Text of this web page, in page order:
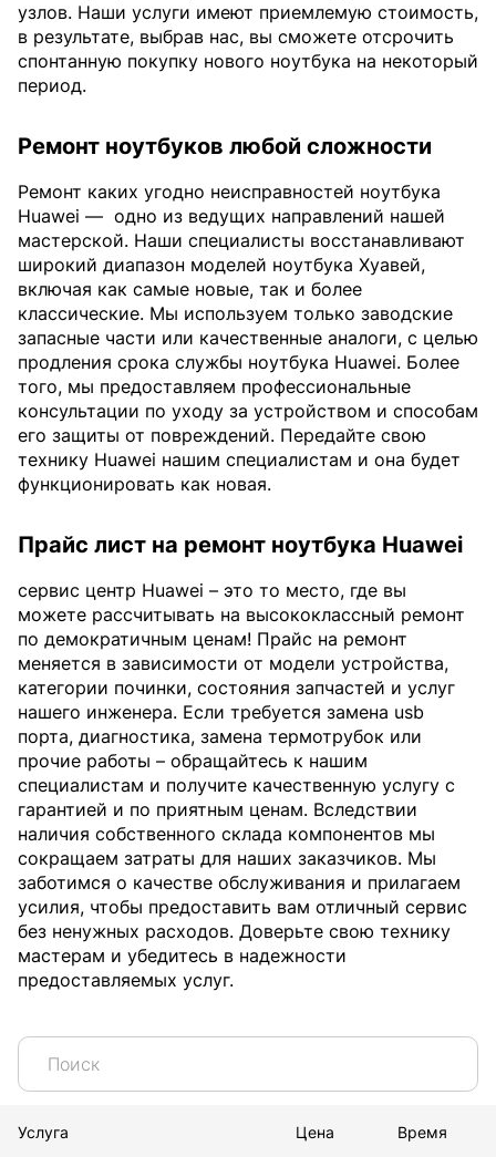
узлов. Наши услуги имеют приемлемую стоимость,
в результате, выбрав нас, вы сможете отсрочить
спонтанную покупку нового ноутбука на некоторый
период.
Ремонт ноутбуков любой сложности
Ремонт каких угодно неисправностей ноутбука
Huawei — одно из ведущих направлений нашей
мастерской. Наши специалисты восстанавливают
широкий диапазон моделей ноутбука Хуавей,
включая как самые новые, так и более
классические. Мы используем только заводские
запасные части или качественные аналоги, с целью
продления срока службы ноутбука Huawei. Более
того, мы предоставляем профессиональные
консультации по уходу за устройством и способам
его защиты от повреждений. Передайте свою
технику Huawei нашим специалистам и она будет
функционировать как новая.
Прайс лист на ремонт ноутбука Huawei
сервис центр Huawei – это то место, где вы
можете рассчитывать на высококлассный ремонт
по демократичным ценам! Прайс на ремонт
меняется в зависимости от модели устройства,
категории починки, состояния запчастей и услуг
нашего инженера. Если требуется замена usb
порта, диагностика, замена термотрубок или
прочие работы – обращайтесь к нашим
специалистам и получите качественную услугу с
гарантией и по приятным ценам. Вследствии
наличия собственного склада компонентов мы
сокращаем затраты для наших заказчиков. Мы
заботимся о качестве обслуживания и прилагаем
усилия, чтобы предоставить вам отличный сервис
без ненужных расходов. Доверьте свою технику
мастерам и убедитесь в надежности
предоставляемых услуг.
Услуга Цена Время